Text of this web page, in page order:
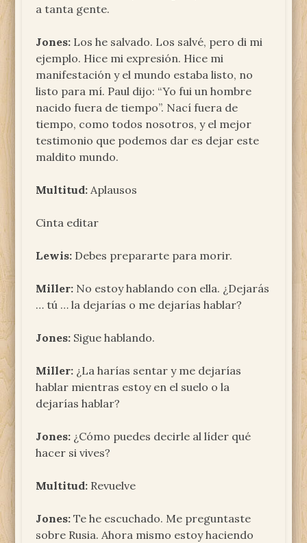
a tanta gente.
Jones: Los he salvado. Los salvé, pero di mi
ejemplo. Hice mi expresión. Hice mi
manifestación y el mundo estaba listo, no
listo para mí. Paul dijo: “Yo fui un hombre
nacido fuera de tiempo”. Nací fuera de
tiempo, como todos nosotros, y el mejor
testimonio que podemos dar es dejar este
maldito mundo.
Multitud: Aplausos
Cinta editar
Lewis: Debes prepararte para morir.
Miller: No estoy hablando con ella. ¿Dejarás
… tú … la dejarías o me dejarías hablar?
Jones: Sigue hablando.
Miller: ¿La harías sentar y me dejarías
hablar mientras estoy en el suelo o la
dejarías hablar?
Jones: ¿Cómo puedes decirle al líder qué
hacer si vives?
Multitud: Revuelve
Jones: Te he escuchado. Me preguntaste
sobre Rusia. Ahora mismo estoy haciendo